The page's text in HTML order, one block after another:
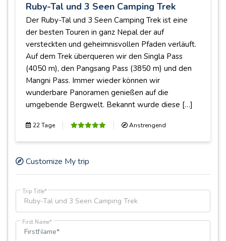
Ruby-Tal und 3 Seen Camping Trek
Der Ruby-Tal und 3 Seen Camping Trek ist eine
der besten Touren in ganz Nepal der auf
versteckten und geheimnisvollen Pfaden verläuft.
Auf dem Trek überqueren wir den Singla Pass
(4050 m), den Pangsang Pass (3850 m) und den
Mangni Pass. Immer wieder können wir
wunderbare Panoramen genießen auf die
umgebende Bergwelt. Bekannt wurde diese […]
22 Tage Anstrengend
Customize My trip
Trip Title*
First Name*